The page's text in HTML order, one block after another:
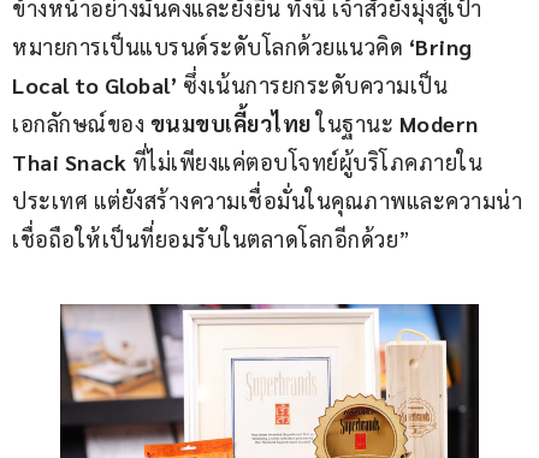
ข้างหน้าอย่างมั่นคงและยั่งยืน ทั้งนี้ เจ้าสัวยังมุ่งสู่เป้า
หมายการเป็นแบรนด์ระดับโลกด้วยแนวคิด ‘Bring
Local to Global’ ซึ่งเน้นการยกระดับความเป็น
เอกลักษณ์ของ ขนมขบเคี้ยวไทย ในฐานะ Modern
Thai Snack ที่ไม่เพียงแค่ตอบโจทย์ผู้บริโภคภายใน
ประเทศ แต่ยังสร้างความเชื่อมั่นในคุณภาพและความน่า
เชื่อถือให้เป็นที่ยอมรับในตลาดโลกอีกด้วย”